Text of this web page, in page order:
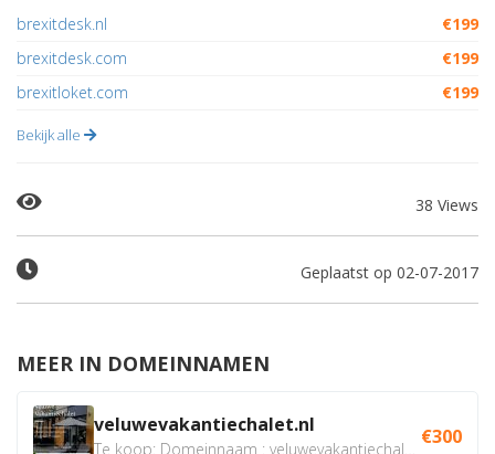
brexitdesk.nl
€199
brexitdesk.com
€199
brexitloket.com
€199
Bekijk alle
38 Views
Geplaatst op 02-07-2017
MEER IN DOMEINNAMEN
veluwevakantiechalet.nl €300